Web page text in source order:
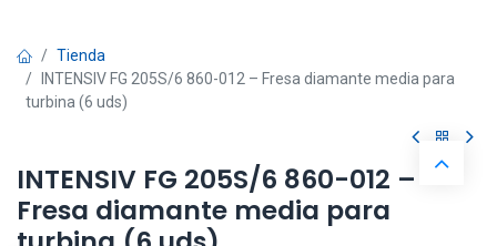
Tienda
INTENSIV FG 205S/6 860-012 – Fresa diamante media para
turbina (6 uds)
INTENSIV FG 205S/6 860-012 –
Fresa diamante media para